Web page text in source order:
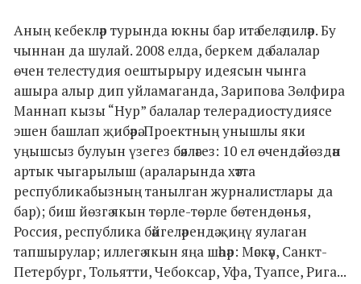
Аның кебекләр турында юкны бар итә белә диләр. Бу
чыннан да шулай. 2008 елда, беркем дә балалар
өчен телестудия оештырыру идеясын чынга
ашыра алыр дип уйламаганда, Зарипова Зөлфира
Маннап кызы “Нур” балалар телерадиостудиясе
эшен башлап җибәрә. Проектның унышлы яки
уңышсыз булуын үзегез бәяләгез: 10 ел өчендә йөздән
артык чыгарылыш (араларында хәтта
республикабызның танылган журналистлары да
бар); биш йөзгә якын төрле-төрле бөтендөнья,
Россия, республика бәйгеләрендә җиңү яулаган
тапшырулар; иллегә якын яңа шәһәр: Мәскәү, Санкт-
Петербург, Тольятти, Чебоксар, Уфа, Туапсе, Рига...